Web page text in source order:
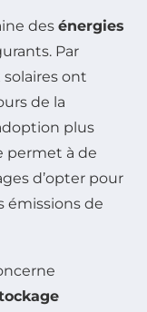
des énergies
Par
ont
de la
plus
permet à de
d’opter pour
émissions de